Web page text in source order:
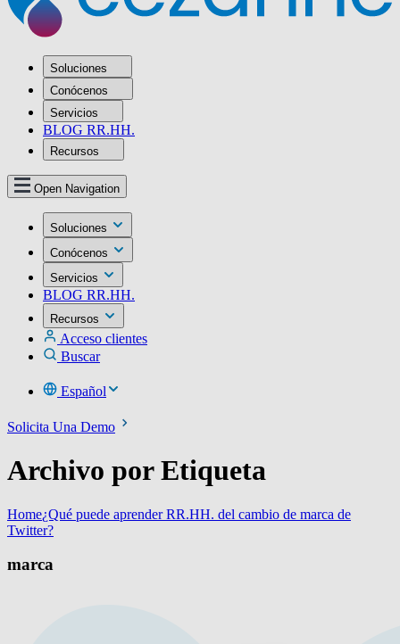
Soluciones
Conócenos
Servicios
BLOG RR.HH.
Recursos
Open Navigation
Soluciones
Conócenos
Servicios
BLOG RR.HH.
Recursos
Acceso clientes
Buscar
Español
Solicita Una Demo
Archivo por Etiqueta
Home¿Qué puede aprender RR.HH. del cambio de marca de
Twitter?
marca